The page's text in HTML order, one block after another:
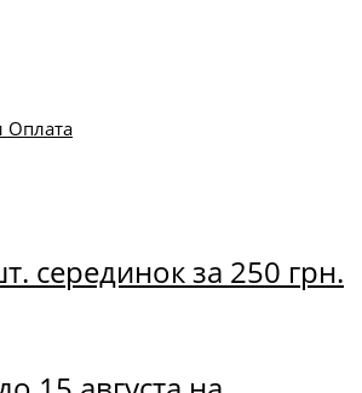
Оплата
серединок за 250 грн.